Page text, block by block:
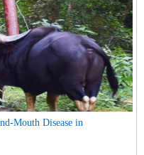
Mouth Disease in